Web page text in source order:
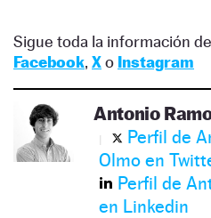
Sigue toda la información
Facebook, Xo Instagram
Antonio
Perfil de
Olmo en
Perfil de
en Linkedin